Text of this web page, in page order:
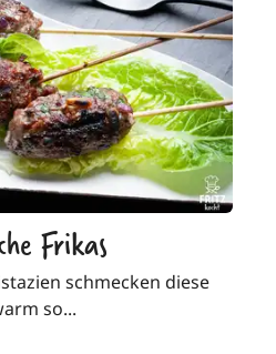
Frikas
schmecken diese
so...